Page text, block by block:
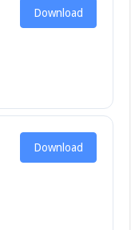
Download
Download